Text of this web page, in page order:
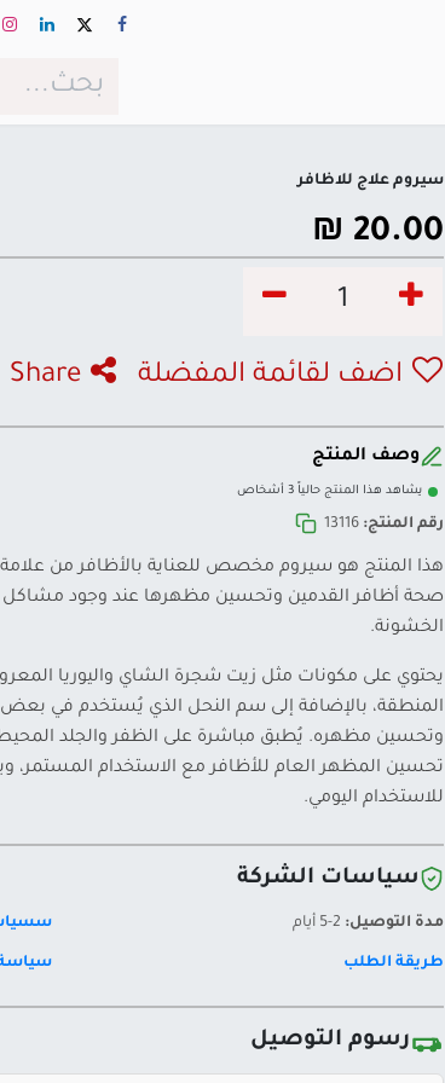
سيروم علاج للاظافر
20.00
₪
اضف لقائمة المفضلة Share
وصف المنتج
يشاهد هذا المنتج حالياً 3 أشخاص
رقم المنتج: 13116
هذا المنتج هو سيروم مخصص للعناية بالأظافر من علامة
صحة أظافر القدمين وتحسين مظهرها عند وجود مشاكل
الخشونة.
يحتوي على مكونات مثل زيت شجرة الشاي واليوريا
المنطقة، بالإضافة إلى سم النحل الذي يُستخدم في بعض
وتحسين مظهره. يُطبق مباشرة على الظفر والجلد
للاستخدام اليومي.
سياسات الشركة
مدة التوصيل:
طريقة الطلب سياسة
رسوم التوصيل